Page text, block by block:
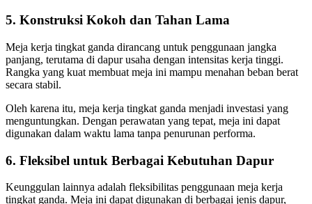
5. Konstruksi Kokoh dan Tahan Lama
Meja kerja tingkat ganda dirancang untuk penggunaan jangka
panjang, terutama di dapur usaha dengan intensitas kerja tinggi.
Rangka yang kuat membuat meja ini mampu menahan beban berat
secara stabil.
Oleh karena itu, meja kerja tingkat ganda menjadi investasi yang
menguntungkan. Dengan perawatan yang tepat, meja ini dapat
digunakan dalam waktu lama tanpa penurunan performa.
6. Fleksibel untuk Berbagai Kebutuhan Dapur
Keunggulan lainnya adalah fleksibilitas penggunaan meja kerja
tingkat ganda. Meja ini dapat digunakan di berbagai jenis dapur,